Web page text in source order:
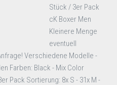
Stück / 3er Pack
cK Boxer Men
Kleinere Menge
eventuell
Verschiedene Modelle -
Farben: Black - Mix Color
Pack Sortierung: 8x S - 31x M -